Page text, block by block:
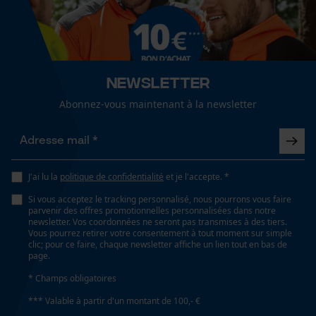
unisexe
Printemps/été
Ajustement
Relaxed Fit
Type de poche
poches arrière, poche à rabat, poche sur la jambe,
Newsletter
Abonnez-vous maintenant à la newsletter
J'ai lu la politique de confidentialité et je l'accepte. *
Si vous acceptez le tracking personnalisé, nous pourrons vous faire
parvenir des offres promotionnelles personnalisées dans notre
newsletter. Vos coordonnées ne seront pas transmises à des tiers.
Vous pourrez retirer votre consentement à tout moment sur simple
clic; pour ce faire, chaque newsletter affiche un lien tout en bas de
page.
* Champs obligatoires
*** Valable à partir d'un montant de 100,- €
Cookies de performance et de
fonctionnalité
Salutation personnelle
Géo-IP et détection des
utilisateurs
Vidéos YouTube
Google Maps